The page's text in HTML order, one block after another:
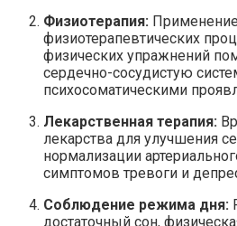
Физиотерапия: Применение
физиотерапевтических
физических упражнений
сердечно-сосудистую
психосоматическими
Лекарственная терапия:
лекарства для улучшения
нормализации
симптомов тревоги и
Соблюдение режима дня:
достаточный сон,